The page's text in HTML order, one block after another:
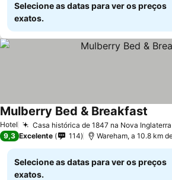
Selecione as datas para ver os preços
exatos.
Hotel Casa histórica de 1847 na Nova Inglaterra
Mulberry Bed & Breakfast
9,3 Excelente 114 Wareham, a 10.8 km
Selecione as datas para ver os preços
exatos.